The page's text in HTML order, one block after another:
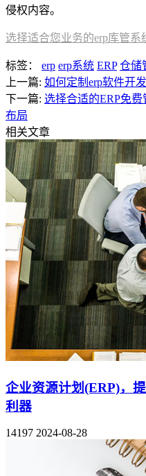
侵权内容。
选择适合您业务的erp库管
标签： erp erp系统 ERP 仓储
上一篇: 如何定制erp软件开发
下一篇: 选择合适的ERP免
布局
相关文章
企业资源计划(ERP)，
利器
14197 2024-08-28